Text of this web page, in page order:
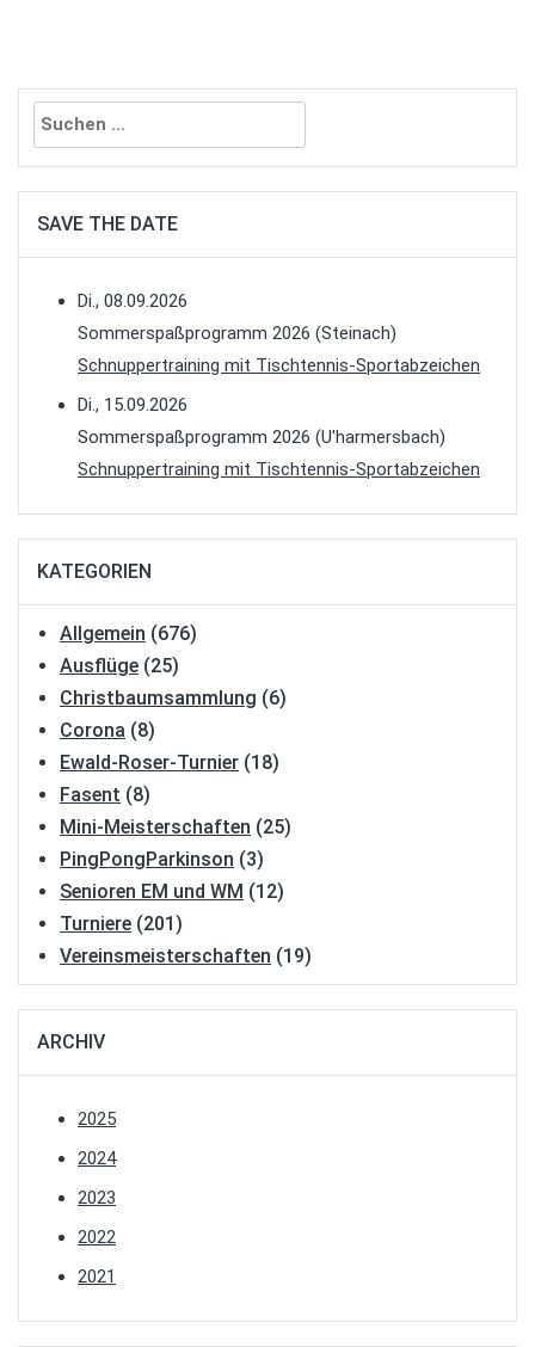
Suchen
nach:
SAVE THE DATE
Di., 08.09.2026
Sommerspaßprogramm 2026 (Steinach)
Schnuppertraining mit Tischtennis-Sportabzeichen
Di., 15.09.2026
Sommerspaßprogramm 2026 (U'harmersbach)
Schnuppertraining mit Tischtennis-Sportabzeichen
KATEGORIEN
Allgemein (676)
Ausflüge (25)
Christbaumsammlung (6)
Corona (8)
Ewald-Roser-Turnier (18)
Fasent (8)
Mini-Meisterschaften (25)
PingPongParkinson (3)
Senioren EM und WM (12)
Turniere (201)
Vereinsmeisterschaften (19)
ARCHIV
2025
2024
2023
2022
2021